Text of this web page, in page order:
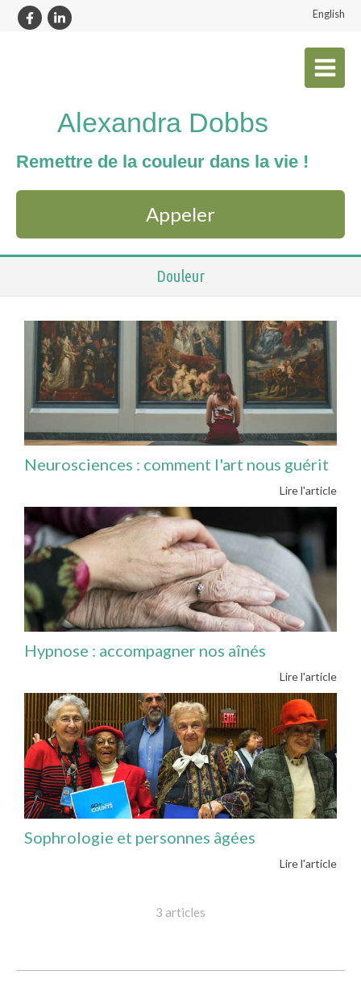
English
Alexandra Dobbs
Remettre de la couleur dans la vie !
Appeler
Douleur
Neurosciences : comment l'art nous guérit
Lire l'article
Hypnose : accompagner nos aînés
Lire l'article
Sophrologie et personnes âgées
Lire l'article
3 articles